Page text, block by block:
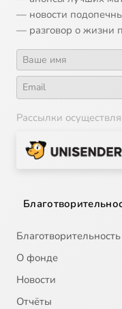
— новости
— разговор о жизни
Рассылки
О фонде
Новости
Отчёты